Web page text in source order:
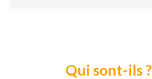
Qui sont-ils ?